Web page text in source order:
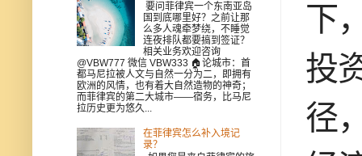
下
投
径
要问菲律宾一个东南亚岛
国到底哪里好？之前让那
么多人魂牵梦绕，不睡觉
连夜排队都要搞到签证？
相关业务欢迎咨询
@VBW777 微信 VBW333 🏠论城市：首
都马尼拉被人文与自然一分为二，即拥有
欧洲的风情，也有着大自然造物的神奇；
而菲律宾的第二大城市——宿务，比马尼
拉历史更为悠久...
在菲律宾怎么补入境记
录？